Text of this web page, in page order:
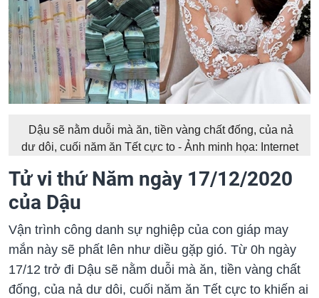
Dậu sẽ nằm duỗi mà ăn, tiền vàng chất đống, của nả
dư dôi, cuối năm ăn Tết cực to - Ảnh minh họa: Internet
Tử vi thứ Năm ngày 17/12/2020
của Dậu
Vận trình công danh sự nghiệp của con giáp may
mắn này sẽ phất lên như diều gặp gió. Từ 0h ngày
17/12 trở đi Dậu sẽ nằm duỗi mà ăn, tiền vàng chất
đống, của nả dư dôi, cuối năm ăn Tết cực to khiến ai